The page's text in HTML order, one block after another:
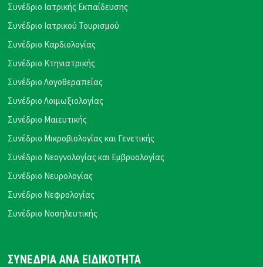
Συνέδριο Ιατρικής Εκπαίδευσης
Συνέδριο Ιατρικού Τουρισμού
Συνέδριο Καρδιολογίας
Συνέδριο Κτηνιατρικής
Συνέδριο Λογοθεραπείας
Συνέδριο Λοιμωξιολογίας
Συνέδριο Μαιευτικής
Συνέδριο Μικροβιολογίας και Γενετικής
Συνέδριο Νεογνολογίας και Εμβρυολογίας
Συνέδριο Νευρολογίας
Συνέδριο Νεφρολογίας
Συνέδριο Νοσηλευτικής
ΣΥΝΕΔΡΙΑ ΑΝΑ ΕΙΔΙΚΟΤΗΤΑ